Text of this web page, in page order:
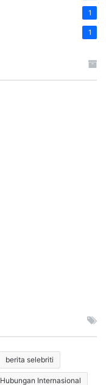
1
1
berita selebriti
Hubungan Internasional